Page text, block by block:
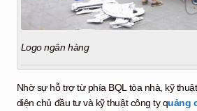
Logo ngân hàng
Nhờ sự hỗ trợ từ phía BQL tòa nhà, kỹ
diện chủ đầu tư và kỹ thuật công ty quảng